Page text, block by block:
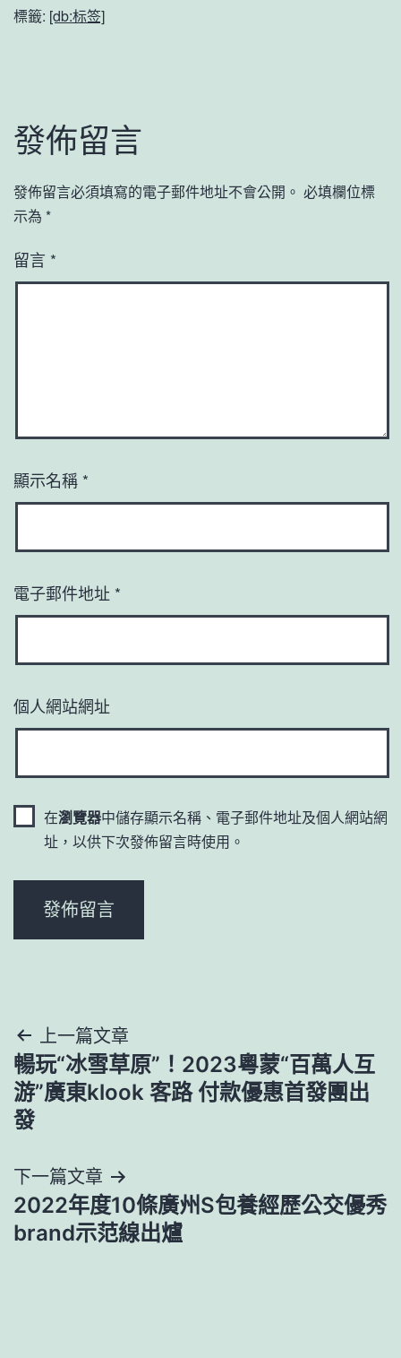
標籤: [db:标签]
發佈留言
發佈留言必須填寫的電子郵件地址不會公開。 必填欄位標
示為 *
留言 *
顯示名稱 *
電子郵件地址 *
個人網站網址
在瀏覽器中儲存顯示名稱、電子郵件地址及個人網站網
址，以供下次發佈留言時使用。
文
章
導
覽
上一篇文章
暢玩“冰雪草原”！2023粵蒙“百萬人互
游”廣東klook 客路 付款優惠首發團出
發
下一篇文章
2022年度10條廣州S包養經歷公交優秀
brand示范線出爐